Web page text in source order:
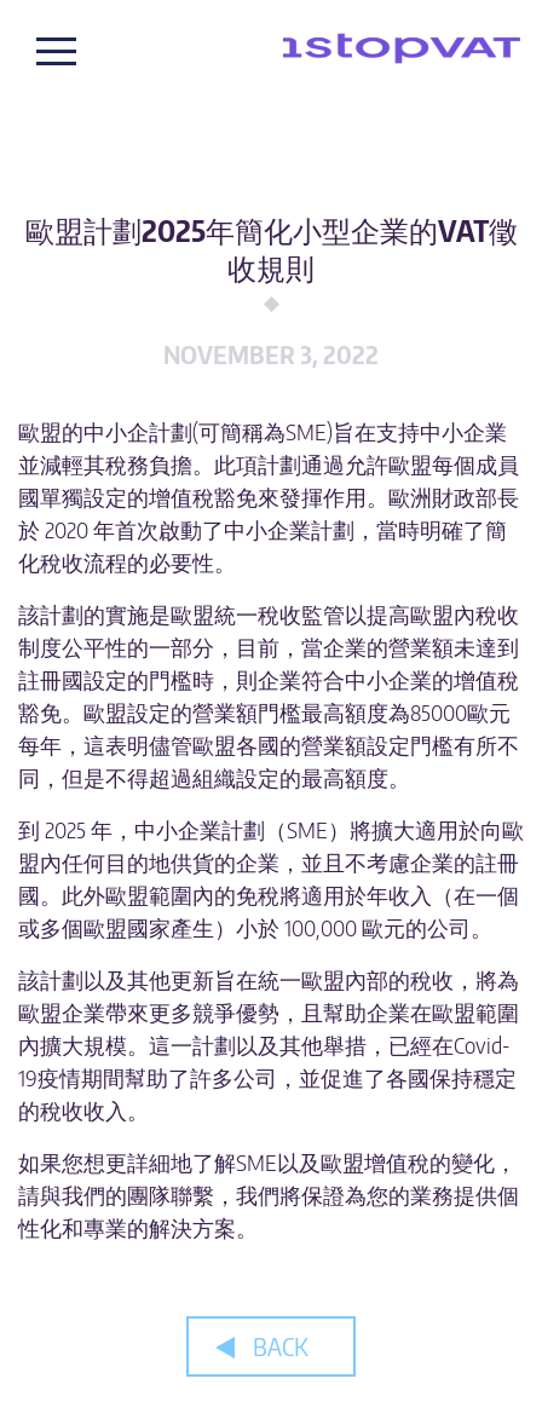
什麼是增值稅？
增值稅諮詢
歐盟電子發票合規
歐洲公司註冊
賽普勒斯公司註冊
愛爾蘭公司註冊
愛沙尼亞公司註冊
立陶宛公司註冊
AMAZON跨境電商註冊套餐
如何運作
稅收門檻地圖
外貿知識庫
聯繫我們
公司榮譽
常見問題F&Q
ONE STOP SHOP (OSS) 方案
IMPORT ONE STOP SHOP 方案
歐盟計劃2025年簡化小型企業的VAT徵
收規則
NOVEMBER 3, 2022
歐盟的中小企計劃(可簡稱為SME)旨在支持中小企業
並減輕其稅務負擔。此項計劃通過允許歐盟每個成員
國單獨設定的增值稅豁免來發揮作用。歐洲財政部長
於 2020 年首次啟動了中小企業計劃，當時明確了簡
化稅收流程的必要性。
該計劃的實施是歐盟統一稅收監管以提高歐盟內稅收
制度公平性的一部分，目前，當企業的營業額未達到
註冊國設定的門檻時，則企業符合中小企業的增值稅
豁免。歐盟設定的營業額門檻最高額度為85000歐元
每年，這表明儘管歐盟各國的營業額設定門檻有所不
同，但是不得超過組織設定的最高額度。
到 2025 年，中小企業計劃（SME）將擴大適用於向歐
盟內任何目的地供貨的企業，並且不考慮企業的註冊
國。此外歐盟範圍內的免稅將適用於年收入（在一個
或多個歐盟國家產生）小於 100,000 歐元的公司。
該計劃以及其他更新旨在統一歐盟內部的稅收，將為
歐盟企業帶來更多競爭優勢，且幫助企業在歐盟範圍
內擴大規模。這一計劃以及其他舉措，已經在Covid-
19疫情期間幫助了許多公司，並促進了各國保持穩定
的稅收收入。
如果您想更詳細地了解SME以及歐盟增值稅的變化，
請與我們的團隊聯繫，我們將保證為您的業務提供個
性化和專業的解決方案。
BACK